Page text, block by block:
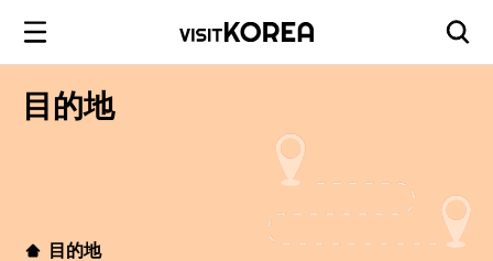
目的地
目的地